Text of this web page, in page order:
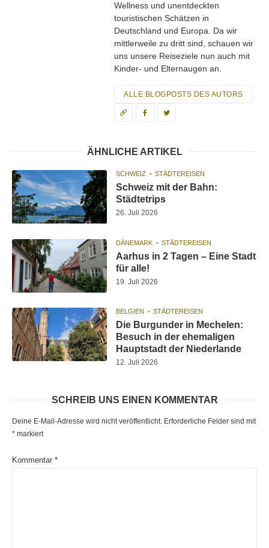
Wellness und unentdeckten
touristischen Schätzen in
Deutschland und Europa. Da wir
mittlerweile zu dritt sind, schauen wir
uns unsere Reiseziele nun auch mit
Kinder- und Elternaugen an.
ALLE BLOGPOSTS DES AUTORS
ÄHNLICHE ARTIKEL
SCHWEIZ STÄDTEREISEN
Schweiz mit der Bahn:
Städtetrips
26. Juli 2026
DÄNEMARK STÄDTEREISEN
Aarhus in 2 Tagen – Eine Stadt
für alle!
19. Juli 2026
BELGIEN STÄDTEREISEN
Die Burgunder in Mechelen:
Besuch in der ehemaligen
Hauptstadt der Niederlande
12. Juli 2026
SCHREIB UNS EINEN KOMMENTAR
Deine E-Mail-Adresse wird nicht veröffentlicht. Erforderliche Felder sind mit
* markiert
Kommentar *